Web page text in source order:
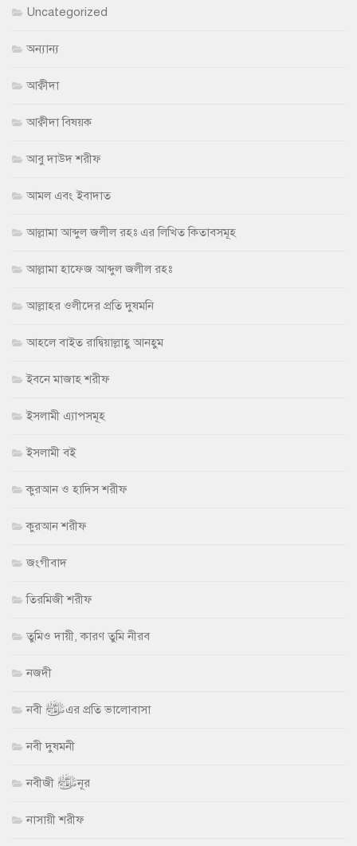
Uncategorized
অন্যান্য
আক্বীদা
আক্বীদা বিষয়ক
আবু দাউদ শরীফ
আমল এবং ইবাদাত
আল্লামা আব্দুল জলীল রহঃ এর লিখিত কিতাবসমূহ
আল্লামা হাফেজ আব্দুল জলীল রহঃ
আল্লাহর ওলীদের প্রতি দুষমনি
আহলে বাইত রাদ্বিয়াল্লাহু আনহুম
ইবনে মাজাহ শরীফ
ইসলামী এ্যাপসমূহ
ইসলামী বই
কুরআন ও হাদিস শরীফ
কুরআন শরীফ
জংগীবাদ
তিরমিজী শরীফ
তুমিও দায়ী, কারণ তুমি নীরব
নজদী
নবী ﷺ এর প্রতি ভালোবাসা
নবী দুষমনী
নবীজী ﷺ নূর
নাসায়ী শরীফ